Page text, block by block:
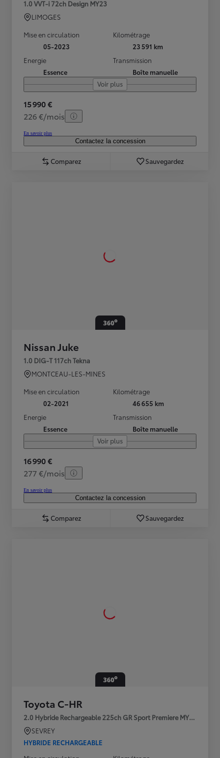
1.0 VVT-i 72ch Design MY23
LIMOGES
Mise en circulation
05-2023
Kilométrage
23 591 km
Energie
Essence
Transmission
Boîte manuelle
Voir plus
15 990 €
226 €/mois
En savoir plus
Contactez la concession
Comparez Sauvegardez
Nissan Juke
1.0 DIG-T 117ch Tekna
MONTCEAU-LES-MINES
Mise en circulation
02-2021
Kilométrage
46 655 km
Energie
Essence
Transmission
Boîte manuelle
Voir plus
16 990 €
277 €/mois
En savoir plus
Contactez la concession
Comparez Sauvegardez
Toyota C-HR
2.0 Hybride Rechargeable 225ch GR Sport Premiere MY25
SEVREY
HYBRIDE RECHARGEABLE